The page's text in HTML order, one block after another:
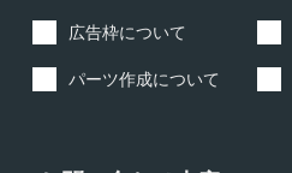
広告枠について
パーツ作成について